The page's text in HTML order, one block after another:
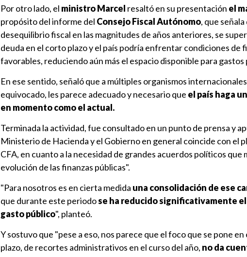
Por otro lado, el ministro Marcel resaltó en su presentación el
propósito del informe del Consejo Fiscal Autónomo, que
desequilibrio fiscal en las magnitudes de años anteriores, se
deuda en el corto plazo y el país podría enfrentar condiciones de
favorables, reduciendo aún más el espacio disponible para
En ese sentido, señaló que a múltiples organismos
equivocado, les parece adecuado y necesario que el país haga
en momento como el actual.
Terminada la actividad, fue consultado en un punto de prensa y
Ministerio de Hacienda y el Gobierno en general coincide con el
CFA, en cuanto a la necesidad de grandes acuerdos políticos que
evolución de las finanzas públicas".
"Para nosotros es en cierta medida una consolidación de ese
que durante este periodose ha reducido significativamente
gasto público", planteó.
Y sostuvo que "pese a eso, nos parece que el foco que se pone
plazo, de recortes administrativos en el curso del año, no da